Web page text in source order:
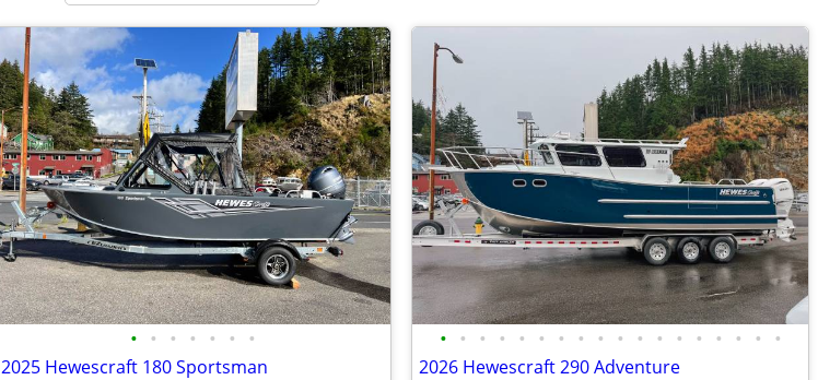
• • • • • • •
2025 Hewescraft 180 Sportsman
• • • • • • • • • • • • • • • • • •
2026 Hewescraft 290 Adventure